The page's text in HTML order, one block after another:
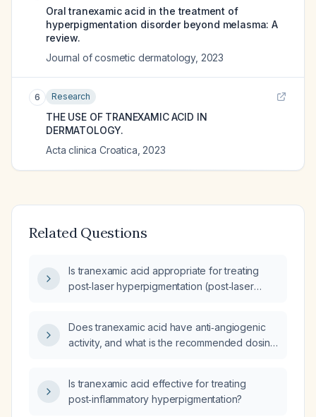
Oral tranexamic acid in the treatment of
hyperpigmentation disorder beyond melasma: A
review.
Journal of cosmetic dermatology, 2023
6 Research
THE USE OF TRANEXAMIC ACID IN
DERMATOLOGY.
Acta clinica Croatica 2023
Related Questions
Is tranexamic acid appropriate for treating
post‑laser hyperpigmentation (post‑laser
Does tranexamic acid have anti‑angiogenic
activity, and what is the recommended dosing
Is tranexamic acid effective for treating
post‑inflammatory hyperpigmentation?